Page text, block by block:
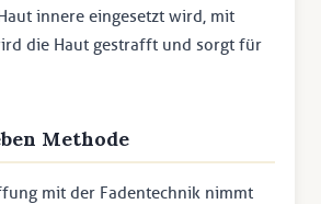
innere eingesetzt wird, mit
die Haut gestrafft und sorgt für
Methode
mit der Fadentechnik nimmt